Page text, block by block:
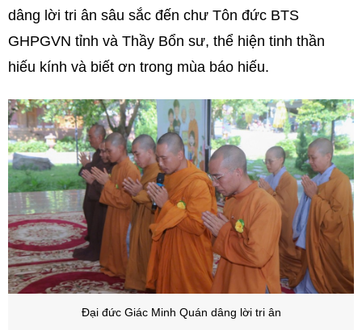
dâng lời tri ân sâu sắc đến chư Tôn đức BTS
GHPGVN tỉnh và Thầy Bổn sư, thể hiện tinh thần
hiếu kính và biết ơn trong mùa báo hiếu.
Đại đức Giác Minh Quán dâng lời tri ân